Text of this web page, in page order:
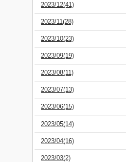
2023/12(41)
2023/11(28)
2023/10(23)
2023/09(19)
2023/08(11)
2023/07(13)
2023/06(15)
2023/05(14)
2023/04(16)
2023/03(2)